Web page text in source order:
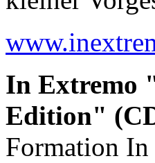
In Extremo
Edition"
Formation In